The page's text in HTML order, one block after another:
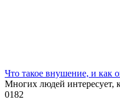
Что такое внушение, и как
Многих людей интересует,
0182